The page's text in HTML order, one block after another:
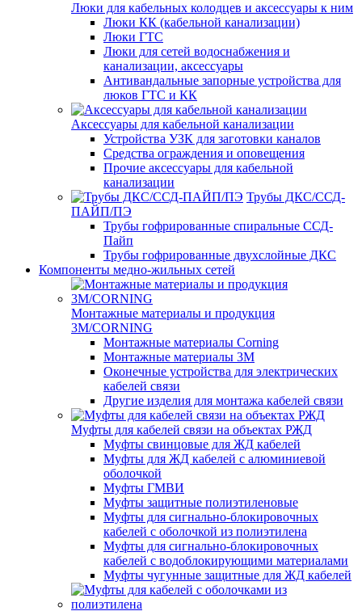
Люки для кабельных колодцев и аксессуары к ним
Люки КК (кабельной канализации)
Люки ГТС
Люки для сетей водоснабжения и
канализации, аксессуары
Антивандальные запорные устройства для
люков ГТС и КК
Аксессуары для кабельной канализации
Устройства УЗК для заготовки каналов
Средства ограждения и оповещения
Прочие аксессуары для кабельной
канализации
Трубы ДКС/ССД-
ПАЙП/ПЭ
Трубы гофрированные спиральные ССД-
Пайп
Трубы гофрированные двухслойные ДКС
Компоненты медно-жильных сетей
Монтажные материалы и продукция
3M/CORNING
Монтажные материалы Corning
Монтажные материалы 3M
Оконечные устройства для электрических
кабелей связи
Другие изделия для монтажа кабелей связи
Муфты для кабелей связи на объектах РЖД
Муфты свинцовые для ЖД кабелей
Муфты для ЖД кабелей с алюминиевой
оболочкой
Муфты ГМВИ
Муфты защитные полиэтиленовые
Муфты для сигнально-блокировочных
кабелей с оболочкой из полиэтилена
Муфты для сигнально-блокировочных
кабелей с водоблокирующими материалами
Муфты чугунные защитные для ЖД кабелей